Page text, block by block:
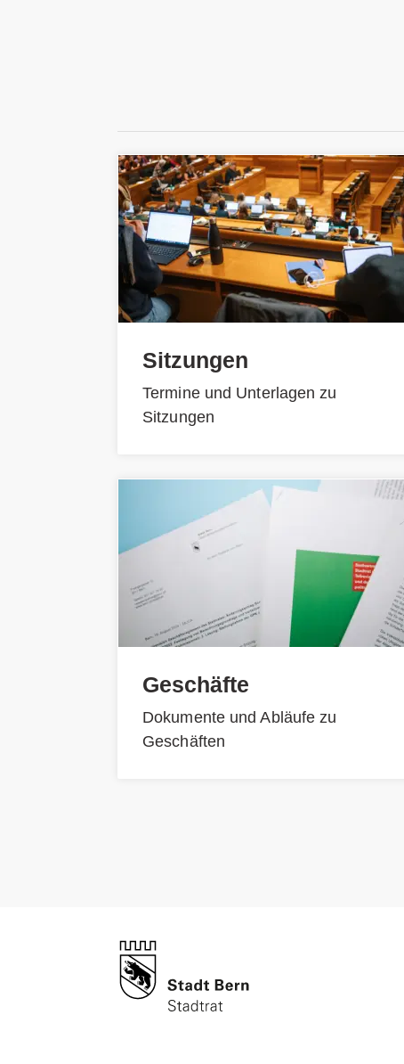
Sitzungen
Termine und Unterlagen zu
Sitzungen
Geschäfte
Dokumente und Abläufe zu
Geschäften